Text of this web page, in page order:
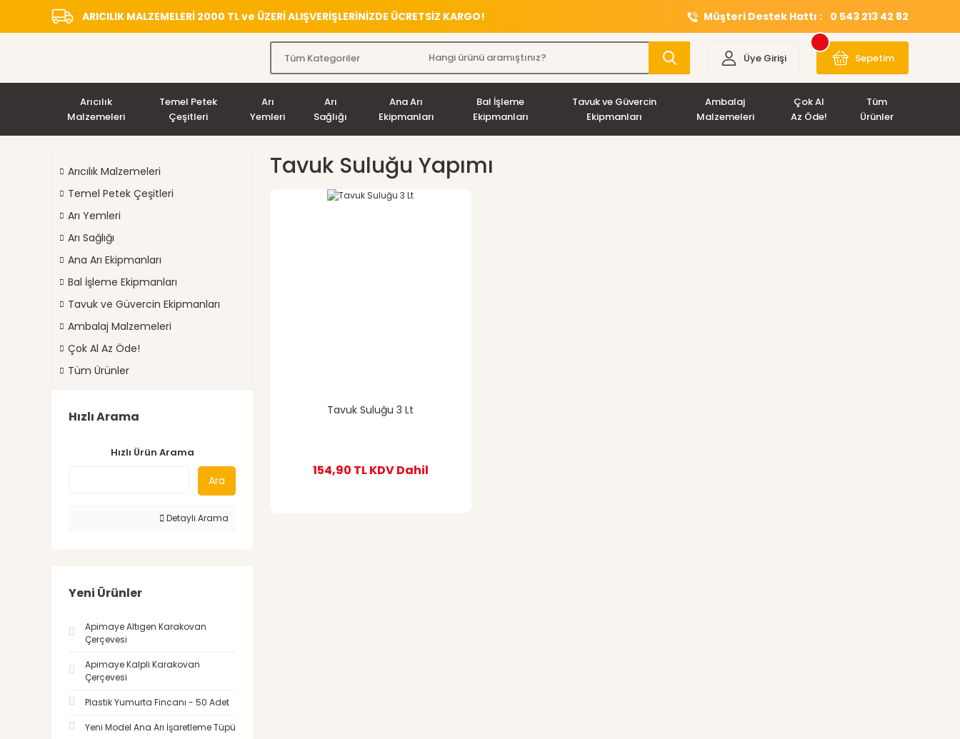
ARICILIK MALZEMELERİ 2000 TL ve ÜZERİ ALIŞVERİŞLERİNİZDE ÜCRETSİZ KARGO! Müşteri Destek Hattı : 0 543 213 42 82
Üye Girişi Sepetim
Arıcılık
Malzemeleri
Temel Petek
Çeşitleri
Arı
Yemleri
Arı
Sağlığı
Ana Arı
Ekipmanları
Bal İşleme
Ekipmanları
Tavuk ve Güvercin
Ekipmanları
Ambalaj
Malzemeleri
Çok Al
Az Öde!
Tüm
Ürünler
Arıcılık Malzemeleri
Temel Petek Çeşitleri
Arı Yemleri
Arı Sağlığı
Ana Arı Ekipmanları
Bal İşleme Ekipmanları
Tavuk ve Güvercin Ekipmanları
Ambalaj Malzemeleri
Çok Al Az Öde!
Tüm Ürünler
Hızlı Arama
Hızlı Ürün Arama
Ara
Detaylı Arama
Yeni Ürünler
Apimaye Altıgen Karakovan
Çerçevesi
Apimaye Kalpli Karakovan
Çerçevesi
Plastik Yumurta Fincanı - 50 Adet
Yeni Model Ana Arı İşaretleme Tüpü
Tavuk Suluğu Yapımı
Tavuk Suluğu 3 Lt
154,90 TLKDV Dahil